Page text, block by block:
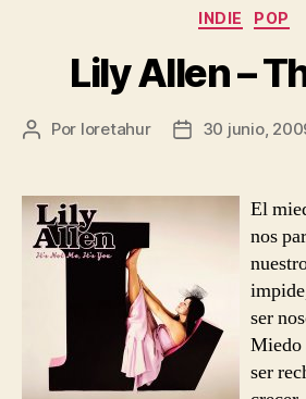
INDIE POP
Lily Allen –
Autor
entrada
Por loretahur
Fecha
entrada
30 junio,
El
nos
ser
Miedo
ser